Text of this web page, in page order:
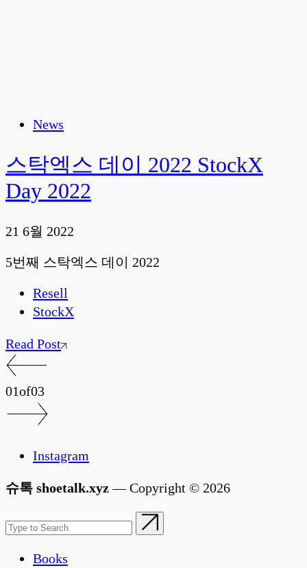
News
스탁엑스 데이 2022 StockX
Day 2022
21 6월 2022
5번째 스탁엑스 데이 2022
Resell
StockX
Read Post
01of03
Instagram
슈톡 shoetalk.xyz— Copyright © 2026
Books